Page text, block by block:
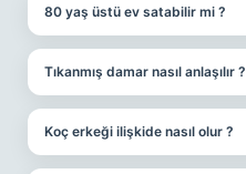
80 yaş üstü ev satabilir mi ?
Tıkanmış damar nasıl anlaşılır ?
Koç erkeği ilişkide nasıl olur ?